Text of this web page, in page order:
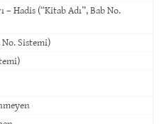
Hadis (“Kitab Adı”, Bab No.
No. Sistemi)